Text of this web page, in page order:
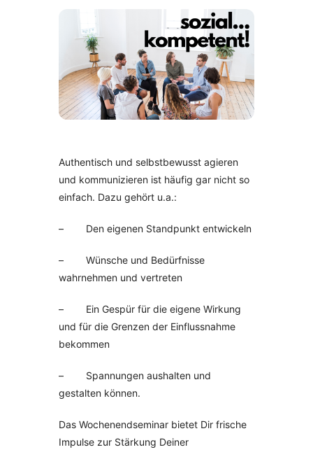
Authentisch und selbstbewusst agieren
und kommunizieren ist häufig gar nicht so
einfach. Dazu gehört u.a.:
– Den eigenen Standpunkt entwickeln
– Wünsche und Bedürfnisse
wahrnehmen und vertreten
– Ein Gespür für die eigene Wirkung
und für die Grenzen der Einflussnahme
bekommen
– Spannungen aushalten und
gestalten können.
Das Wochenendseminar bietet Dir frische
Impulse zur Stärkung Deiner